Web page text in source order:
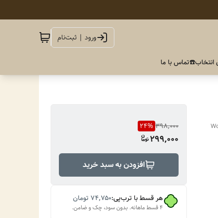
ورود | ثبت‌نام
انتخاب☎️تماس با ما
398,000
24%
299,000
افزودن به سبد خرید
هر قسط با ترب‌پی:۷۴٬۷۵۰ تومان
۴ قسط ماهانه. بدون سود، چک و ضامن.